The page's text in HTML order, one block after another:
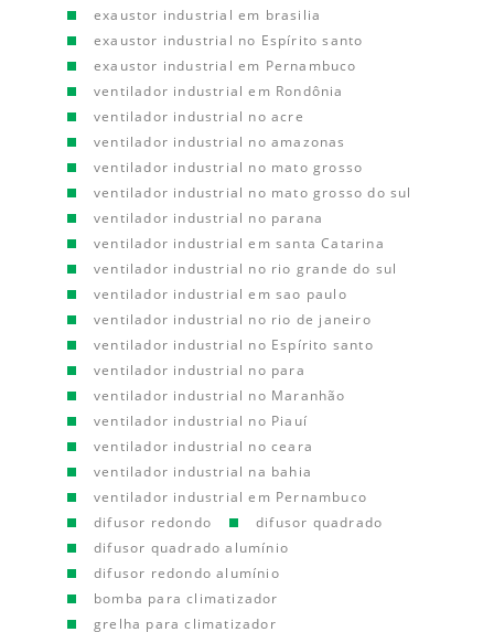
exaustor industrial em brasilia
exaustor industrial no Espírito santo
exaustor industrial em Pernambuco
ventilador industrial em Rondônia
ventilador industrial no acre
ventilador industrial no amazonas
ventilador industrial no mato grosso
ventilador industrial no mato grosso do sul
ventilador industrial no parana
ventilador industrial em santa Catarina
ventilador industrial no rio grande do sul
ventilador industrial em sao paulo
ventilador industrial no rio de janeiro
ventilador industrial no Espírito santo
ventilador industrial no para
ventilador industrial no Maranhão
ventilador industrial no Piauí
ventilador industrial no ceara
ventilador industrial na bahia
ventilador industrial em Pernambuco
difusor redondo
difusor quadrado
difusor quadrado alumínio
difusor redondo alumínio
bomba para climatizador
grelha para climatizador